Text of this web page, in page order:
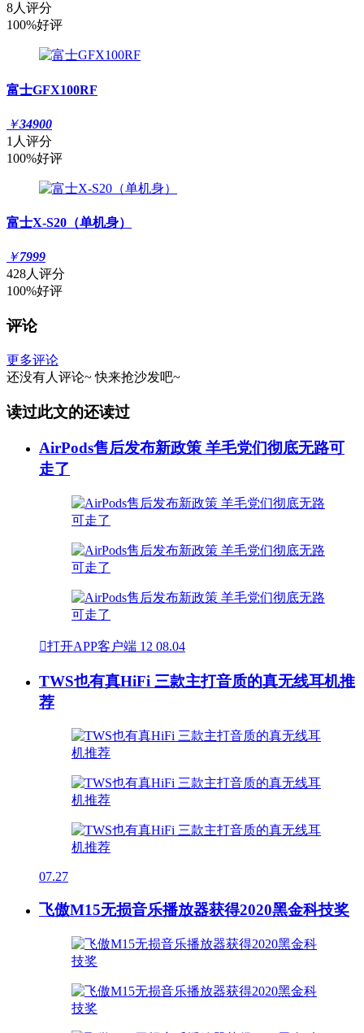
8人评分
100%好评
富士GFX100RF
￥34900
1人评分
100%好评
富士X-S20（单机身）
￥7999
428人评分
100%好评
评论
更多评论
还没有人评论~ 快来抢沙发吧~
读过此文的还读过
AirPods售后发布新政策 羊毛党们彻底无路可
走了
打开APP客户端 12 08.04
TWS也有真HiFi 三款主打音质的真无线耳机推
荐
07.27
飞傲M15无损音乐播放器获得2020黑金科技奖